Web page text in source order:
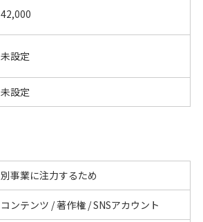
42,000
未設定
未設定
別事業に注力するため
コンテンツ / 著作権 / SNSアカウント